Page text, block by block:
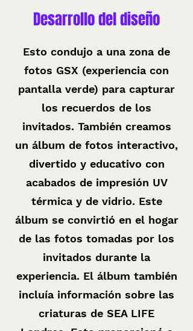
Desarrollo del diseño
Esto condujo a una zona de
fotos GSX (experiencia con
pantalla verde) para capturar
los recuerdos de los
invitados. También creamos
un álbum de fotos interactivo,
divertido y educativo con
acabados de impresión UV
térmica y de vidrio. Este
álbum se convirtió en el hogar
de las fotos tomadas por los
invitados durante la
experiencia. El álbum también
incluía información sobre las
criaturas de SEA LIFE